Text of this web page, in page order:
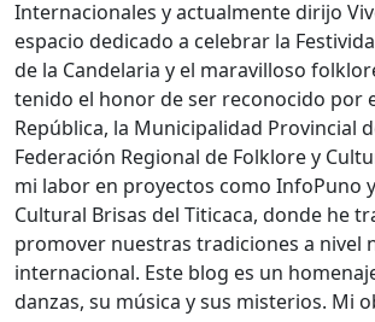
Internacionales y actualmente dirijo
espacio dedicado a celebrar la
de la Candelaria y el maravilloso
tenido el honor de ser reconocido por
República, la Municipalidad Provincial
Federación Regional de Folklore y
mi labor en proyectos como InfoPuno
Cultural Brisas del Titicaca, donde he
promover nuestras tradiciones a nivel
internacional. Este blog es un
danzas, su música y sus misterios. Mi